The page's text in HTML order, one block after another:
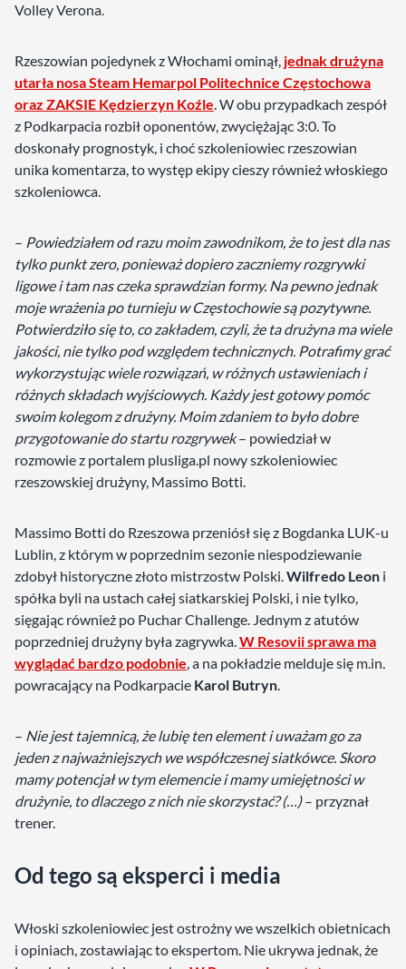
Volley Verona.
Rzeszowian pojedynek z Włochami ominął, jednak drużyna
utarła nosa Steam Hemarpol Politechnice Częstochowa
oraz ZAKSIE Kędzierzyn Koźle. W obu przypadkach zespół
z Podkarpacia rozbił oponentów, zwyciężając 3:0. To
doskonały prognostyk, i choć szkoleniowiec rzeszowian
unika komentarza, to występ ekipy cieszy również włoskiego
szkoleniowca.
– Powiedziałem od razu moim zawodnikom, że to jest dla nas
tylko punkt zero, ponieważ dopiero zaczniemy rozgrywki
ligowe i tam nas czeka sprawdzian formy. Na pewno jednak
moje wrażenia po turnieju w Częstochowie są pozytywne.
Potwierdziło się to, co zakładem, czyli, że ta drużyna ma wiele
jakości, nie tylko pod względem technicznych. Potrafimy grać
wykorzystując wiele rozwiązań, w różnych ustawieniach i
różnych składach wyjściowych. Każdy jest gotowy pomóc
swoim kolegom z drużyny. Moim zdaniem to było dobre
przygotowanie do startu rozgrywek– powiedział w
rozmowie z portalem plusliga.pl nowy szkoleniowiec
rzeszowskiej drużyny, Massimo Botti.
Massimo Botti do Rzeszowa przeniósł się z Bogdanka LUK-u
Lublin, z którym w poprzednim sezonie niespodziewanie
zdobył historyczne złoto mistrzostw Polski.Wilfredo Leon i
spółka byli na ustach całej siatkarskiej Polski, i nie tylko,
sięgając również po Puchar Challenge. Jednym z atutów
poprzedniej drużyny była zagrywka.W Resovii sprawa ma
wyglądać bardzo podobnie, a na pokładzie melduje się m.in.
powracający na Podkarpacie Karol Butryn.
– Nie jest tajemnicą, że lubię ten element i uważam go za
jeden z najważniejszych we współczesnej siatkówce. Skoro
mamy potencjał w tym elemencie i mamy umiejętności w
drużynie, to dlaczego z nich nie skorzystać? (…)– przyznał
trener.
Od tego są eksperci i media
Włoski szkoleniowiec jest ostrożny we wszelkich obietnicach
i opiniach, zostawiając to ekspertom. Nie ukrywa jednak, że